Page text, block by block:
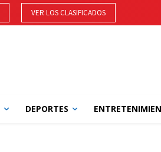
VER LOS CLASIFICADOS
DEPORTES